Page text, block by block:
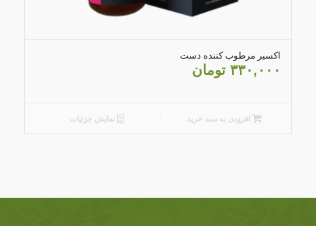
5.00
اکسیر مرطوب کننده دست
۳۳۰,۰۰۰ تومان
افزودن به سبد خرید نمایش جزئیات